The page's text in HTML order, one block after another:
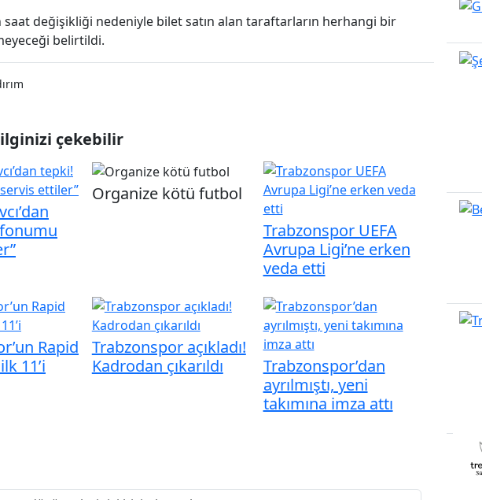
değişikliği nedeniyle bilet satın alan taraftarların herhangi bir
belirtildi.
çekebilir
Organize kötü futbol
Trabzonspor UEFA
Avrupa Ligi’ne erken
veda etti
Rapid
11’i
Trabzonspor açıkladı!
Kadrodan çıkarıldı
Trabzonspor’dan
ayrılmıştı, yeni
takımına imza attı